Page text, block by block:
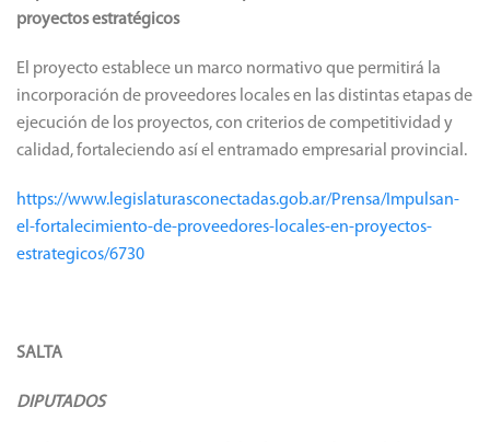
proyectos estratégicos
El proyecto establece un marco normativo que permitirá la
incorporación de proveedores locales en las distintas etapas de
ejecución de los proyectos, con criterios de competitividad y
calidad, fortaleciendo así el entramado empresarial provincial.
https://www.legislaturasconectadas.gob.ar/Prensa/Impulsan-
el-fortalecimiento-de-proveedores-locales-en-proyectos-
estrategicos/6730
SALTA
DIPUTADOS